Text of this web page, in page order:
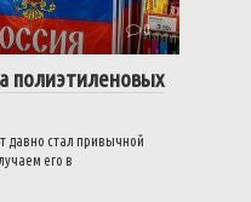
0
полиэтиленовых
давно стал привычной
его в